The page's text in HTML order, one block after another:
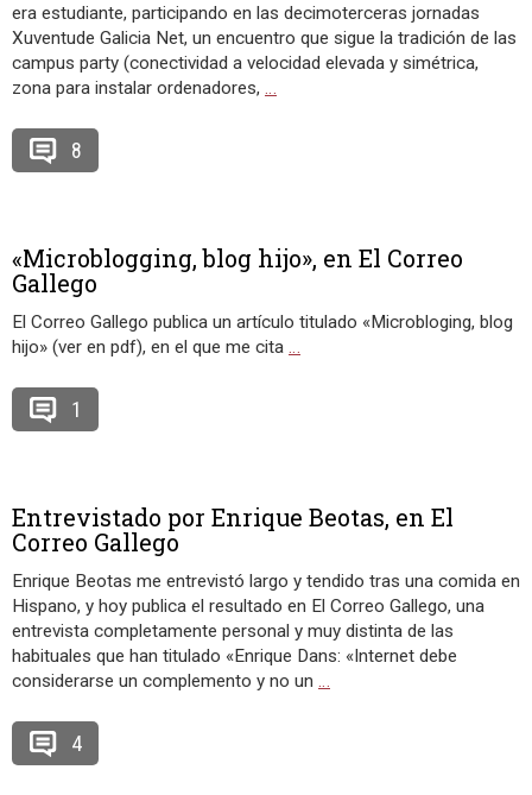
era estudiante, participando en las decimoterceras jornadas
Xuventude Galicia Net, un encuentro que sigue la tradición de las
campus party (conectividad a velocidad elevada y simétrica,
zona para instalar ordenadores, …
8
«Microblogging, blog hijo», en El Correo
Gallego
El Correo Gallego publica un artículo titulado «Microbloging, blog
hijo» (ver en pdf), en el que me cita …
1
Entrevistado por Enrique Beotas, en El
Correo Gallego
Enrique Beotas me entrevistó largo y tendido tras una comida en
Hispano, y hoy publica el resultado en El Correo Gallego, una
entrevista completamente personal y muy distinta de las
habituales que han titulado «Enrique Dans: «Internet debe
considerarse un complemento y no un …
4